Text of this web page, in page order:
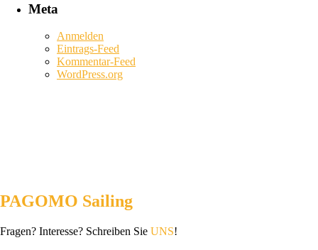
Meta
Anmelden
Eintrags-Feed
Kommentar-Feed
WordPress.org
PAGOMO Sailing
Fragen? Interesse? Schreiben Sie UNS!